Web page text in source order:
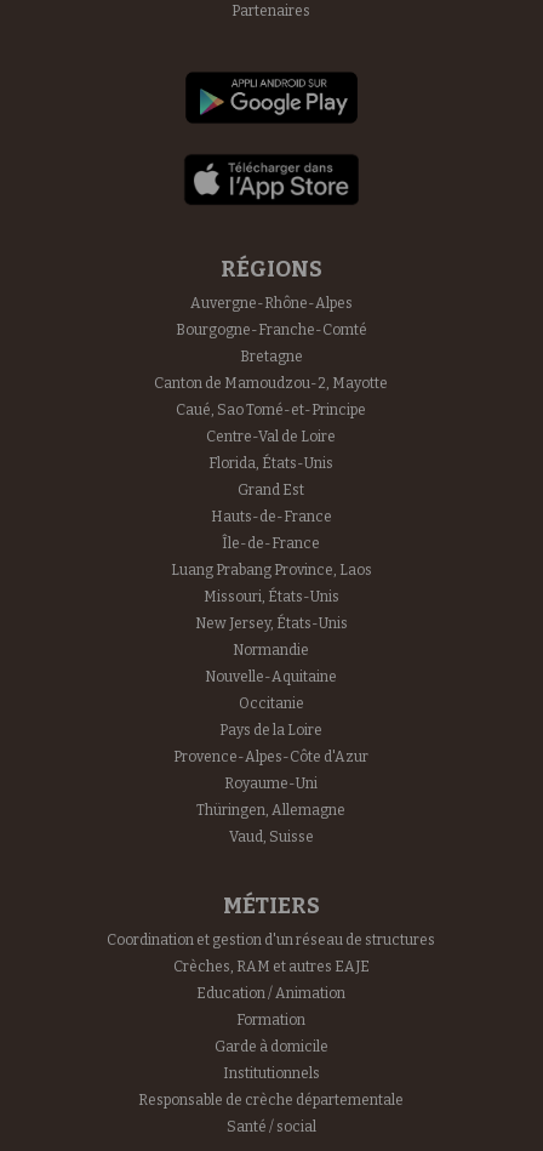
Partenaires
RÉGIONS
Auvergne-Rhône-Alpes
Bourgogne-Franche-Comté
Bretagne
Canton de Mamoudzou-2, Mayotte
Caué, Sao Tomé-et-Principe
Centre-Val de Loire
Florida, États-Unis
Grand Est
Hauts-de-France
Île-de-France
Luang Prabang Province, Laos
Missouri, États-Unis
New Jersey, États-Unis
Normandie
Nouvelle-Aquitaine
Occitanie
Pays de la Loire
Provence-Alpes-Côte d'Azur
Royaume-Uni
Thüringen, Allemagne
Vaud, Suisse
MÉTIERS
Coordination et gestion d'un réseau de structures
Crèches, RAM et autres EAJE
Education / Animation
Formation
Garde à domicile
Institutionnels
Responsable de crèche départementale
Santé / social